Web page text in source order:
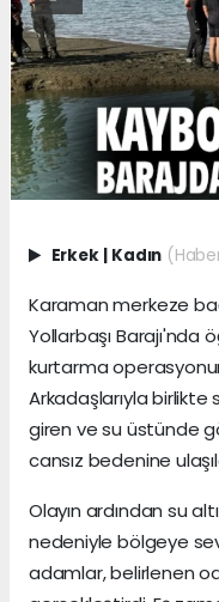
Erkek | Kadın
Karaman merkeze
Yollarbaşı
kurtarma
Arkadaşlarıyla
giren ve su üstünde
cansız bedenine
Olayın ardından su
nedeniyle bölgeye
adamlar, belirlenen